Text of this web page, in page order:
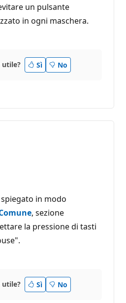
un pulsante
in ogni maschera.
utile? Sì No
in modo
, sezione
la pressione di tasti
utile? Sì No